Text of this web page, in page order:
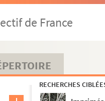
de France
RECHERCHES
recentiorum
»
prima pars, ex codicibus
in collegio Societatis Jesu
1733, in aula Societatis Jesu
divi Thomae, doctoris